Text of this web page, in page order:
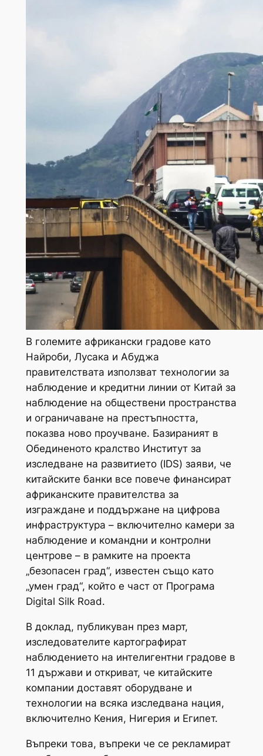
В големите африкански градове като
Найроби, Лусака и Абуджа
правителствата използват технологии за
наблюдение и кредитни линии от Китай за
наблюдение на обществени пространства
и ограничаване на престъпността,
показва ново проучване. Базираният в
Обединеното кралство Институт за
изследване на развитието (IDS) заяви, че
китайските банки все повече финансират
африканските правителства за
изграждане и поддържане на цифрова
инфраструктура – ​​включително камери за
наблюдение и командни и контролни
центрове – в рамките на проекта
„безопасен град“, известен също като
„умен град“, който е част от Програма
Digital Silk Road.
В доклад, публикуван през март,
изследователите картографират
наблюдението на интелигентни градове в
11 държави и откриват, че китайските
компании доставят оборудване и
технологии на всяка изследвана нация,
включително Кения, Нигерия и Египет.
Въпреки това, въпреки че се рекламират